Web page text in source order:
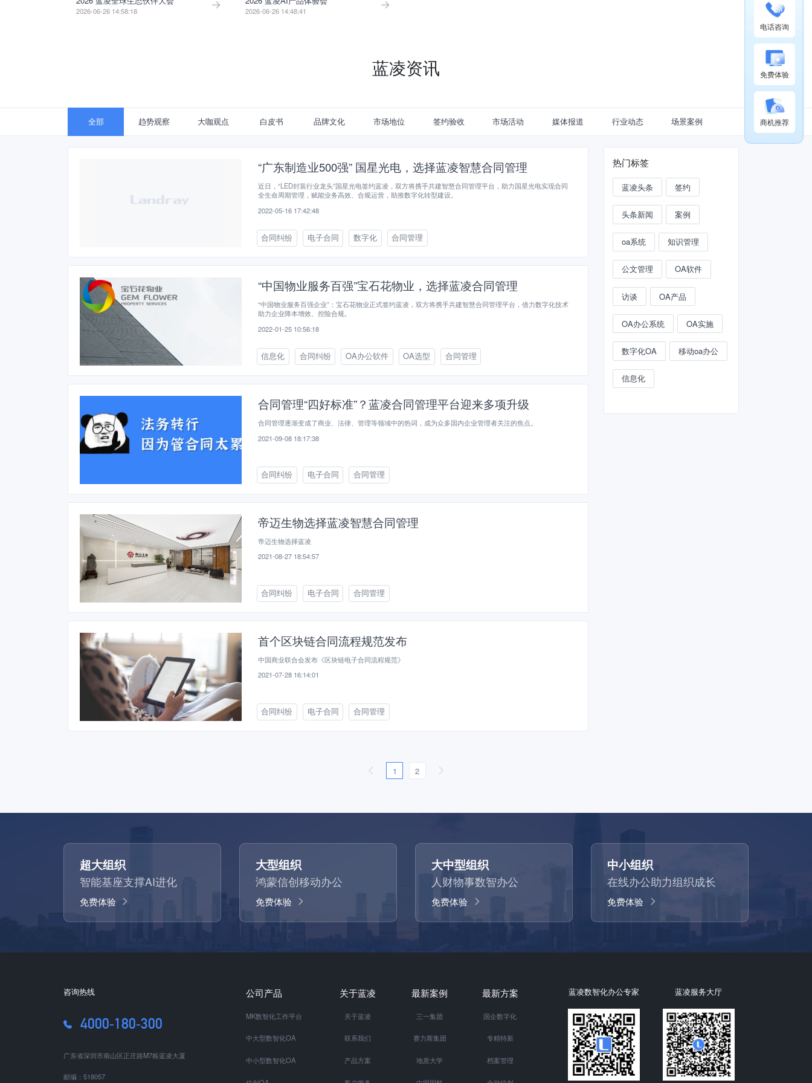
2026-06-26 14:58:18 2026-06-26 14:48:41
蓝凌资讯
全部 趋势观察 大咖观点 白皮书 品牌文化 市场地位 签约验收 市场活动 媒体报道 行业动态 场景案例
“广东制造业500强” 国星光电，选择蓝凌智慧合同管理
近日，“LED封装行业龙头”国星光电签约蓝凌，双方将携手共建智慧合同管理平台，助力国星光电实现合同
全生命周期管理，赋能业务高效、合规运营，助推数字化转型建设。
2022-05-16 17:42:48
合同纠纷 电子合同 数字化 合同管理
“中国物业服务百强”宝石花物业，选择蓝凌合同管理
“中国物业服务百强企业”：宝石花物业正式签约蓝凌，双方将携手共建智慧合同管理平台，借力数字化技术
助力企业降本增效、控险合规。
2022-01-25 10:56:18
信息化 合同纠纷 OA办公软件 OA选型 合同管理
合同管理“四好标准”？蓝凌合同管理平台迎来多项升级
合同管理逐渐变成了商业、法律、管理等领域中的热词，成为众多国内企业管理者关注的焦点。
2021-09-08 18:17:38
合同纠纷 电子合同 合同管理
帝迈生物选择蓝凌智慧合同管理
帝迈生物选择蓝凌
2021-08-27 18:54:57
合同纠纷 电子合同 合同管理
首个区块链合同流程规范发布
中国商业联合会发布《区块链电子合同流程规范》
2021-07-28 16:14:01
合同纠纷 电子合同 合同管理
热门标签
蓝凌头条 签约
头条新闻 案例
oa系统 知识管理
公文管理 OA软件
访谈 OA产品
OA办公系统 OA实施
数字化OA 移动oa办公
信息化
1 2
电话咨询
免费体验
商机推荐
超大组织
智能基座支撑AI进化
免费体验
大型组织
鸿蒙信创移动办公
免费体验
大中型组织
人财物事数智办公
免费体验
中小组织
在线办公助力组织成长
免费体验
咨询热线
4000-180-300
广东省深圳市南山区正庄路M7栋蓝凌大厦
邮编：518057
公司产品
MK数智化工作平台
中大型数智化OA
中小型数智化OA
关于蓝凌
关于蓝凌
联系我们
产品方案
最新案例
三一集团
赛力斯集团
地质大学
最新方案
国企数字化
专精特新
档案管理
蓝凌数智化办公专家 蓝凌服务大厅